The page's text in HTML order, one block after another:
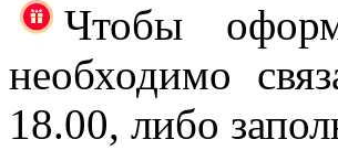
Чтобы
необходимо
18.00, либо